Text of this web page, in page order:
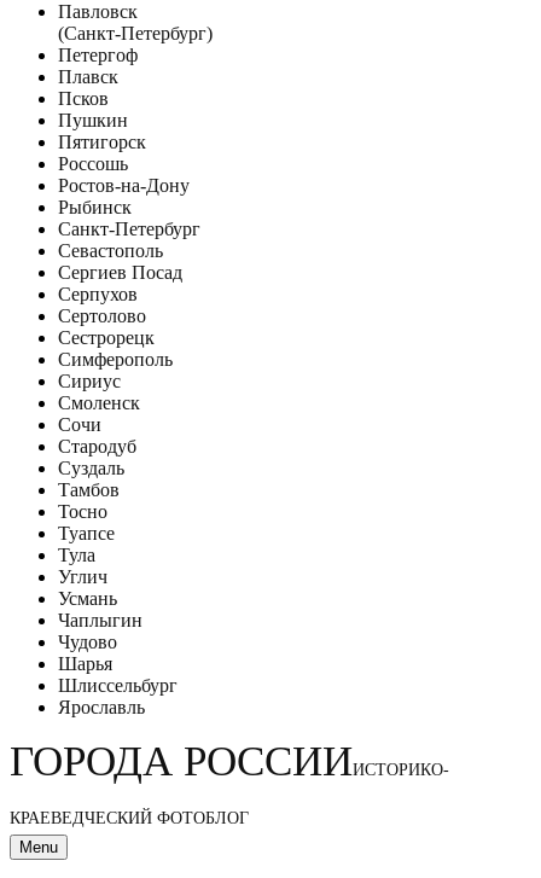
Павловск
(Санкт-Петербург)
Петергоф
Плавск
Псков
Пушкин
Пятигорск
Россошь
Ростов-на-Дону
Рыбинск
Санкт-Петербург
Севастополь
Сергиев Посад
Серпухов
Сертолово
Сестрорецк
Симферополь
Сириус
Смоленск
Сочи
Стародуб
Суздаль
Тамбов
Тосно
Туапсе
Тула
Углич
Усмань
Чаплыгин
Чудово
Шарья
Шлиссельбург
Ярославль
ГОРОДА РОССИИИСТОРИКО-
КРАЕВЕДЧЕСКИЙ ФОТОБЛОГ
Menu